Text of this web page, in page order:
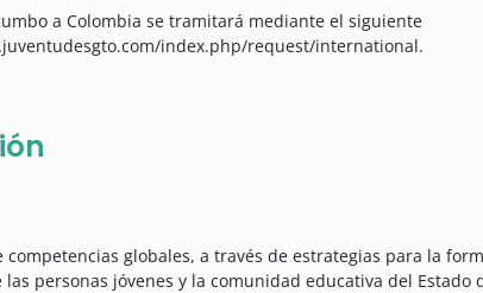
a Colombia se tramitará mediante el siguiente
index.php/request/international.
globales, a través de estrategias para la
personas jóvenes y la comunidad educativa del Estado